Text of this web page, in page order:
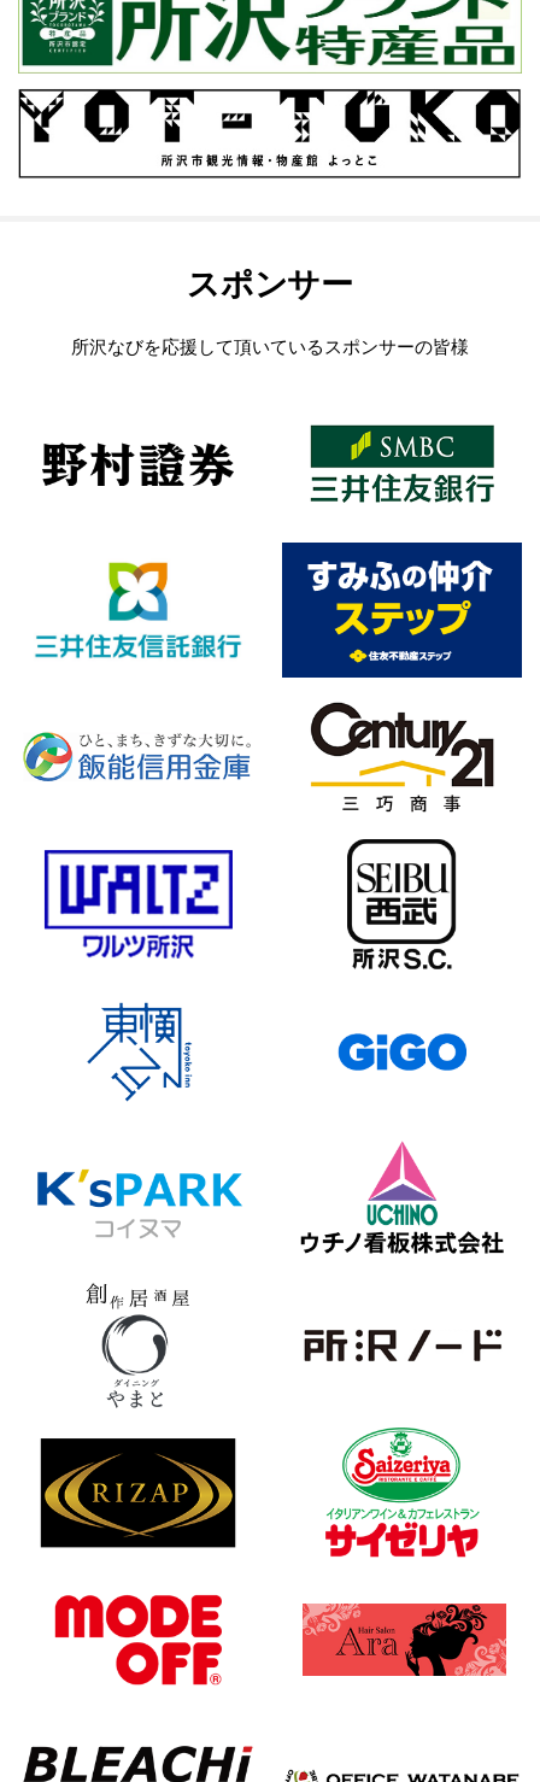
スポンサー
所沢なびを応援して頂いているスポンサーの皆様